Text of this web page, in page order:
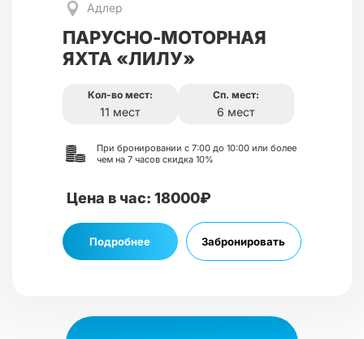
Адлер
ПАРУСНО-МОТОРНАЯ
ЯХТА «ЛИЛУ»
Кол-во мест:
11 мест
Сп. мест:
6 мест
При бронировании с 7:00 до 10:00 или более
чем на 7 часов скидка 10%
Цена в час: 18000₽
Подробнее Забронировать